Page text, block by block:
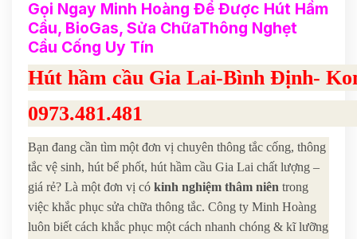
Gọi Ngay Minh Hoàng Để Được Hút Hầm
Cầu, BioGas, Sửa ChữaThông Nghẹt
Cầu Cống Uy Tín
Hút hầm cầu Gia Lai-Bình Định-
0973.481.481
Bạn đang cần tìm một đơn vị chuyên thông tắc cống, thông
tắc vệ sinh, hút bể phốt, hút hầm cầu Gia Lai chất lượng –
giá rẻ? Là một đơn vị có kinh nghiệm thâm niên trong
việc khắc phục sửa chữa thông tắc. Công ty Minh Hoàng
luôn biết cách khắc phục một cách nhanh chóng & kĩ lưỡng